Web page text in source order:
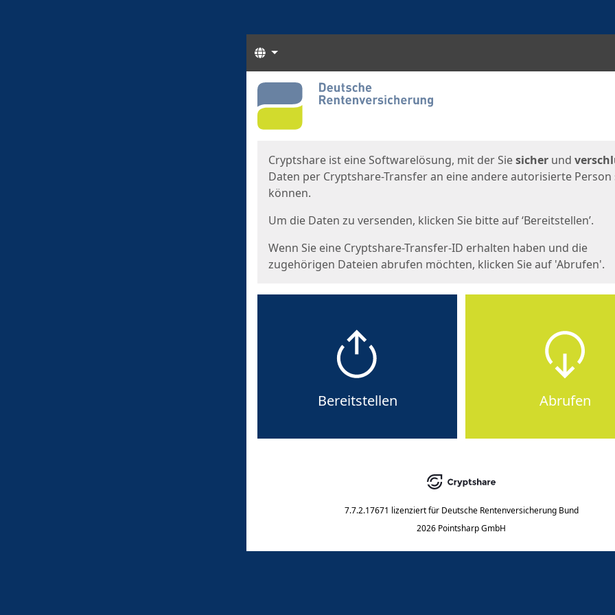
Sprachen
Start
Cryptshare ist eine Softwarelösung, mit der Siesicher und
Daten per Cryptshare-Transfer an eine andere autorisierte Person
können.
Um die Daten zu versenden, klicken Sie bitte auf ‘Bereitstellen’.
Wenn Sie eine Cryptshare-Transfer-ID erhalten haben und die
zugehörigen Dateien abrufen möchten, klicken Sie auf 'Abrufen'.
Bereitstellen Abrufen
7.7.2.17671 lizenziert für Deutsche Rentenversicherung Bund
2026 Pointsharp GmbH